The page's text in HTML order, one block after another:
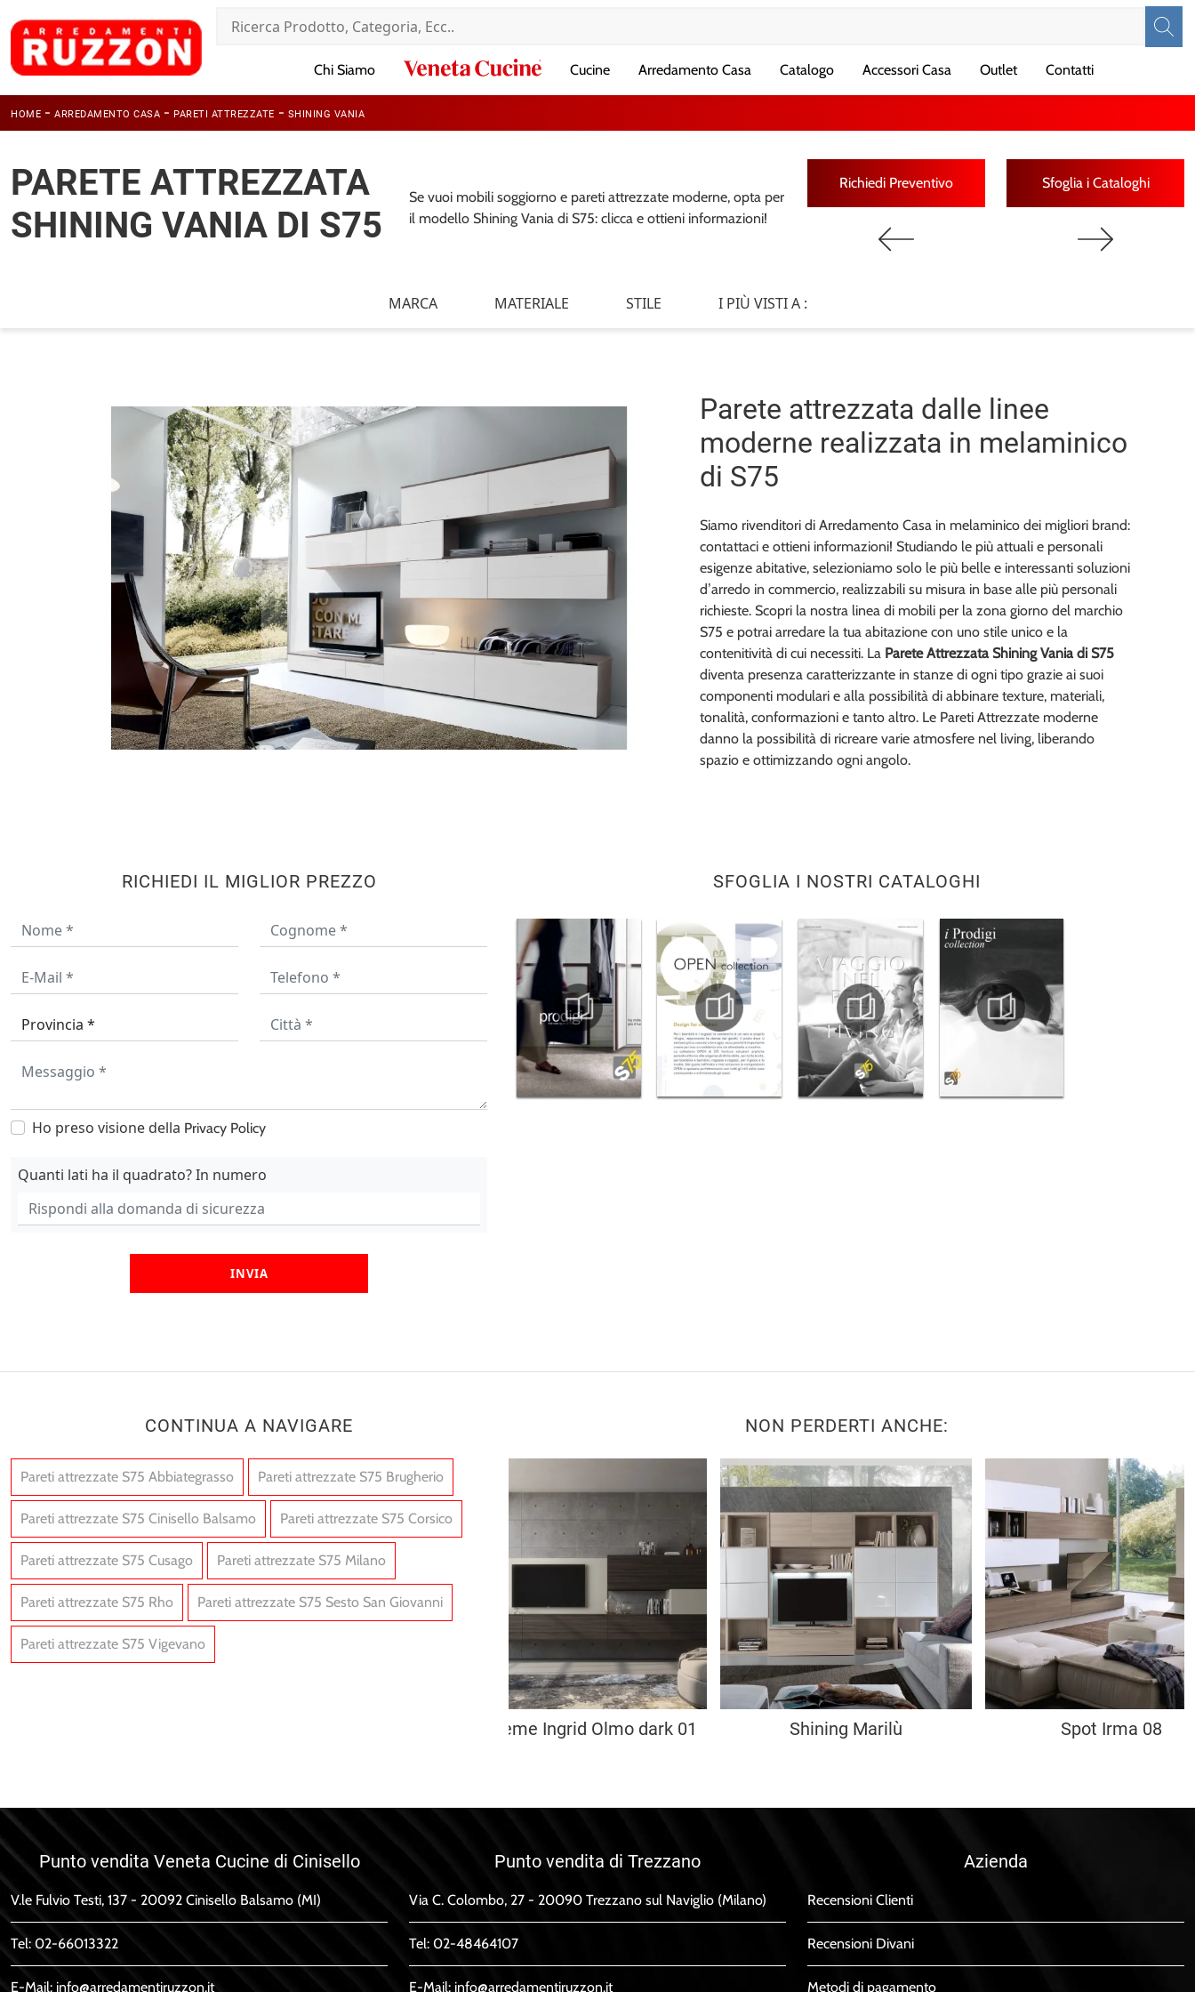
Chi Siamo
VenetaCucine Arredamento Casa Catalogo Accessori Casa Outlet Contatti
HOME - ARREDAMENTO CASA - PARETI ATTREZZATE - SHINING VANIA
PARETE ATTREZZATA
SHINING VANIA DI S75
Se vuoi mobili soggiorno e pareti attrezzate moderne, opta per
il modello Shining Vania di S75: clicca e ottieni informazioni!
Richiedi Preventivo Sfoglia i Cataloghi
MARCA MATERIALE STILE I PIÙ VISTI A :
Parete attrezzata dalle linee
moderne realizzata in melaminico
di S75
Siamo rivenditori di Arredamento Casa in melaminico dei migliori brand:
contattaci e ottieni informazioni! Studiando le più attuali e personali
esigenze abitative, selezioniamo solo le più belle e interessanti soluzioni
d’arredo in commercio, realizzabili su misura in base alle più personali
richieste. Scopri la nostra linea di mobili per la zona giorno del marchio
S75 e potrai arredare la tua abitazione con uno stile unico e la
contenitività di cui necessiti. La Parete Attrezzata Shining Vania di S75
diventa presenza caratterizzante in stanze di ogni tipo grazie ai suoi
componenti modulari e alla possibilità di abbinare texture, materiali,
tonalità, conformazioni e tanto altro. Le Pareti Attrezzate moderne
danno la possibilità di ricreare varie atmosfere nel living, liberando
spazio e ottimizzando ogni angolo.
SFOGLIA I NOSTRI CATALOGHI
RICHIEDI IL MIGLIOR PREZZO
Ho preso visione della Privacy Policy
Quanti lati ha il quadrato? In numero
INVIA
NON PERDERTI ANCHE:
Supreme Ingrid Olmo dark 01 Shining Marilù Spot Irma 08
CONTINUA A NAVIGARE
Pareti attrezzate S75 Abbiategrasso Pareti attrezzate S75 Brugherio
Pareti attrezzate S75 Cinisello Balsamo Pareti attrezzate S75 Corsico
Pareti attrezzate S75 Cusago Pareti attrezzate S75 Milano
Pareti attrezzate S75 Rho Pareti attrezzate S75 Sesto San Giovanni
Pareti attrezzate S75 Vigevano
Punto vendita Veneta Cucine di Cinisello
V.le Fulvio Testi, 137 - 20092 Cinisello Balsamo (MI)
Tel: 02-66013322
E-Mail: info@arredamentiruzzon.it
Punto vendita di Trezzano
Via C. Colombo, 27 - 20090 Trezzano sul Naviglio (Milano)
Tel: 02-48464107
E-Mail: info@arredamentiruzzon.it
Azienda
Recensioni Clienti
Recensioni Divani
Metodi di pagamento